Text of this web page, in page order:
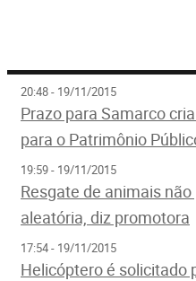
20:48 - 19/11/2015
Prazo para Samarco
para o Patrimônio
19:59 - 19/11/2015
Resgate de animais
aleatória, diz promotora
17:54 - 19/11/2015
Helicóptero é solicitado